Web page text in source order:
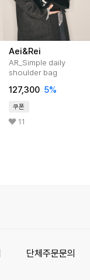
Aei&Rei
AR_Simple daily
shoulder bag
127,300 5%
쿠폰
11
단체주문문의